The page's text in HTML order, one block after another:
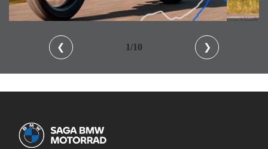
❮ 2/10 ❯